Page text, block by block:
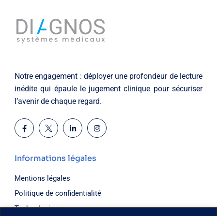
Notre engagement : déployer une profondeur de lecture
inédite qui épaule le jugement clinique pour sécuriser
l’avenir de chaque regard.
Informations légales
Mentions légales
Politique de confidentialité
Technologies